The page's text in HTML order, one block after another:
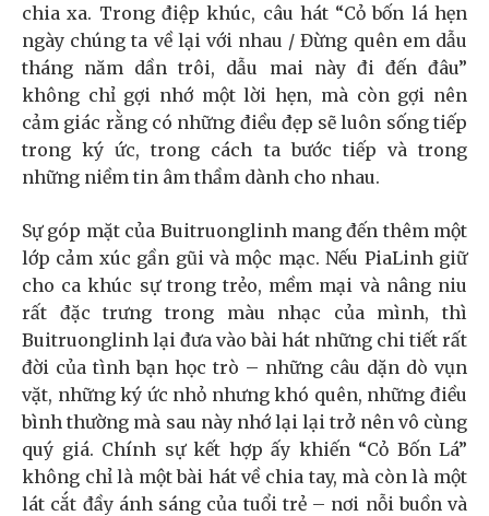
chia xa. Trong điệp khúc, câu hát “Cỏ bốn lá hẹn
ngày chúng ta về lại với nhau / Đừng quên em dẫu
tháng năm dần trôi, dẫu mai này đi đến đâu”
không chỉ gợi nhớ một lời hẹn, mà còn gợi nên
cảm giác rằng có những điều đẹp sẽ luôn sống tiếp
trong ký ức, trong cách ta bước tiếp và trong
những niềm tin âm thầm dành cho nhau.
Sự góp mặt của Buitruonglinh mang đến thêm một
lớp cảm xúc gần gũi và mộc mạc. Nếu PiaLinh giữ
cho ca khúc sự trong trẻo, mềm mại và nâng niu
rất đặc trưng trong màu nhạc của mình, thì
Buitruonglinh lại đưa vào bài hát những chi tiết rất
đời của tình bạn học trò – những câu dặn dò vụn
vặt, những ký ức nhỏ nhưng khó quên, những điều
bình thường mà sau này nhớ lại lại trở nên vô cùng
quý giá. Chính sự kết hợp ấy khiến “Cỏ Bốn Lá”
không chỉ là một bài hát về chia tay, mà còn là một
lát cắt đầy ánh sáng của tuổi trẻ – nơi nỗi buồn và